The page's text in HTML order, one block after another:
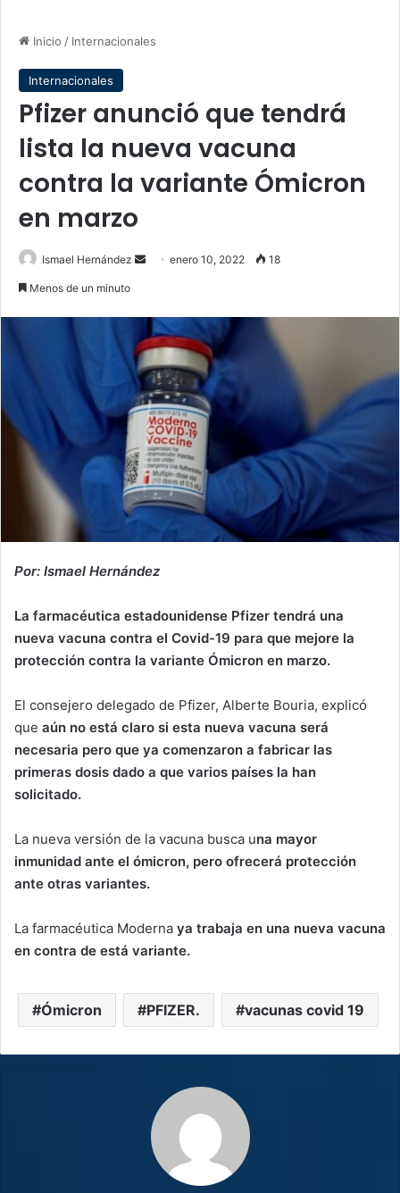
Inicio / Internacionales
Internacionales
Pfizer anunció que tendrá
lista la nueva vacuna
contra la variante Ómicron
en marzo
Ismael Hernández
Sendenero 10, 2022 18
Menos de un minuto
Por: Ismael Hernández
La farmacéutica estadounidense Pfizer tendrá una
nueva vacuna contra el Covid-19 para que mejore la
protección contra la variante Ómicron en marzo.
El consejero delegado de Pfizer, Alberte Bouria, explicó
que aún no está claro si esta nueva vacuna será
necesaria pero que ya comenzaron a fabricar las
primeras dosis dado a que varios países la han
solicitado.
La nueva versión de la vacuna busca una mayor
inmunidad ante el ómicron, pero ofrecerá protección
ante otras variantes.
La farmacéutica Moderna ya trabaja en una nueva vacuna
en contra de está variante.
Ómicron PFIZER. vacunas covid 19